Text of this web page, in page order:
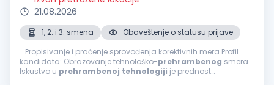
21.08.2026
1, 2. i 3. smena
Obaveštenje o statusu prijave
...Propisivanje i praćenje sprovođenja korektivnih mera Profil
kandidata: Obrazovanje tehnološko-prehrambenog smera
Iskustvo u prehrambenoj tehnologiji je prednost